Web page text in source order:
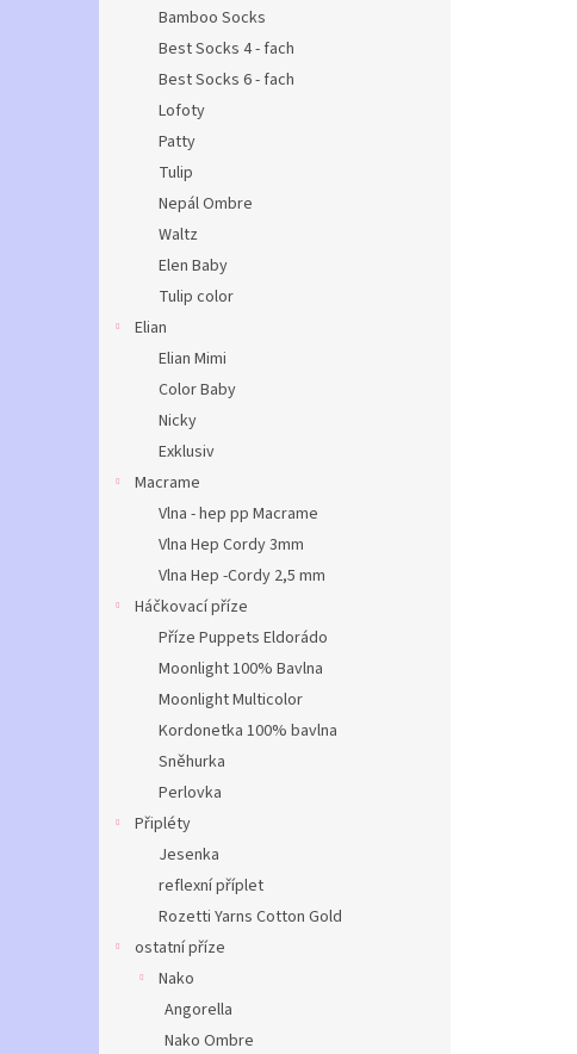
Bamboo Socks
Best Socks 4 - fach
Best Socks 6 - fach
Lofoty
Patty
Tulip
Nepál Ombre
Waltz
Elen Baby
Tulip color
Elian
Elian Mimi
Color Baby
Nicky
Exklusiv
Macrame
Vlna - hep pp Macrame
Vlna Hep Cordy 3mm
Vlna Hep -Cordy 2,5 mm
Háčkovací příze
Příze Puppets Eldorádo
Moonlight 100% Bavlna
Moonlight Multicolor
Kordonetka 100% bavlna
Sněhurka
Perlovka
Připléty
Jesenka
reflexní příplet
Rozetti Yarns Cotton Gold
ostatní příze
Nako
Angorella
Nako Ombre